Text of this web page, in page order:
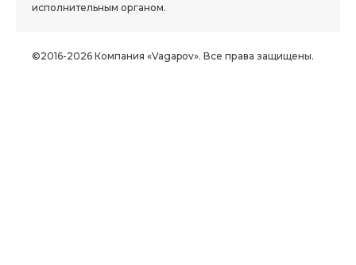
исполнительным органом.
©2016-2026 Компания «Vagapov». Все права защищены.